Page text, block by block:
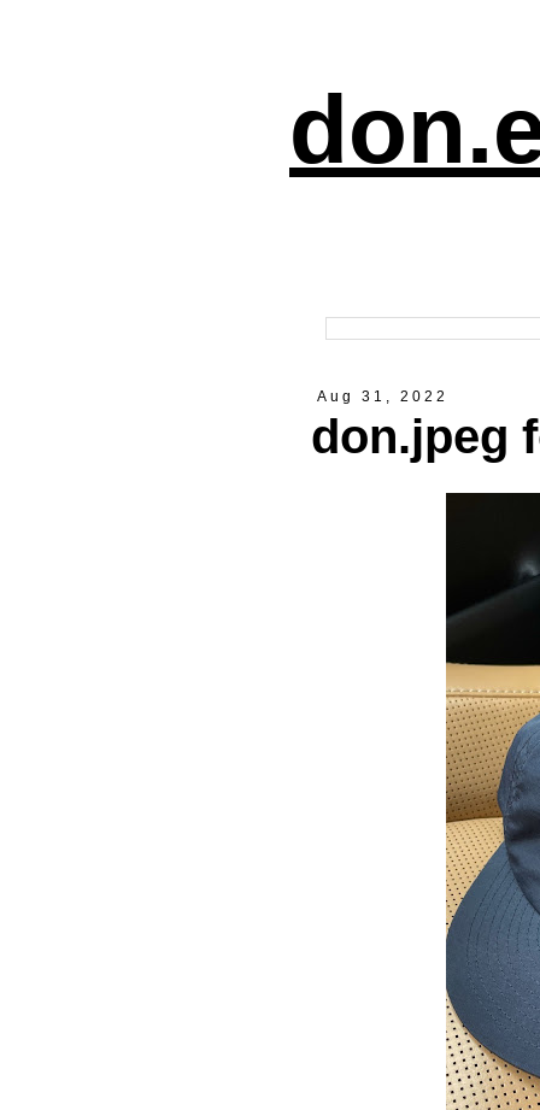
Aug 31, 2022
don.jpeg